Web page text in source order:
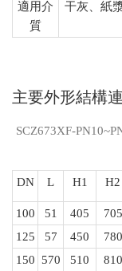
適用介
質
干灰、紙
主要外形結構
SCZ673XF-
DN L H1 H2
100 51 405 705
125
57 450 780
150
570 510 810